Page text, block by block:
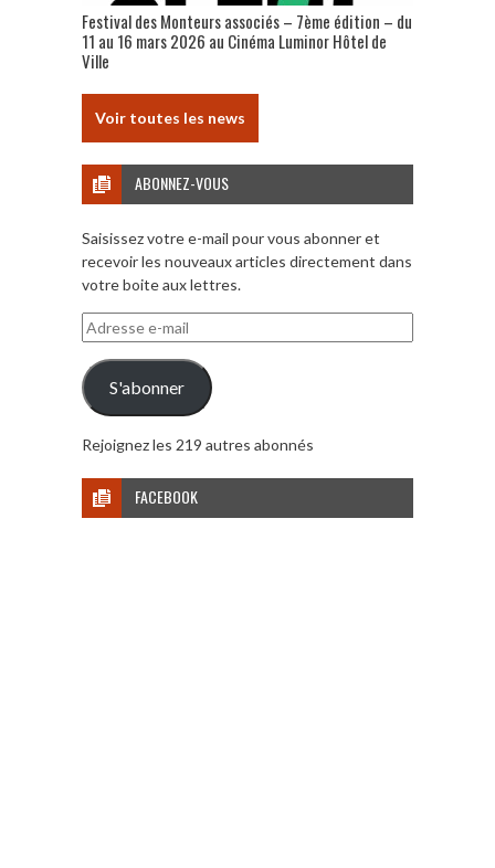
Festival des Monteurs associés – 7ème édition – du
11 au 16 mars 2026 au Cinéma Luminor Hôtel de
Ville
Voir toutes les news
ABONNEZ-VOUS
Saisissez votre e-mail pour vous abonner et
recevoir les nouveaux articles directement dans
votre boite aux lettres.
Adresse
e-
mail
S'abonner
Rejoignez les 219 autres abonnés
FACEBOOK